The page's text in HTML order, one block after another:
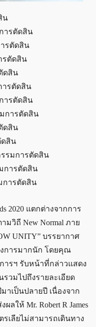
น
ารตัดสิน
รตัดสิน
รตัดสิน
ดสิน
ารตัดสิน
ารตัดสิน
การตัดสิน
ดสิน
ดสิน
รมการตัดสิน
การตัดสิน
ารตัดสิน
2020 แตกต่างจากการ
วิถี New Normal ภาย
UNITY” บรรยากาศ
การมากนัก โดยคุณ
ารฯ รับหน้าที่กล่าวแสดง
วมไปถึงรายละเอียด
าเป็นปลายปี เนื่องจาก
ให้ Mr. Robert R James
เลียไม่สามารถเดินทาง